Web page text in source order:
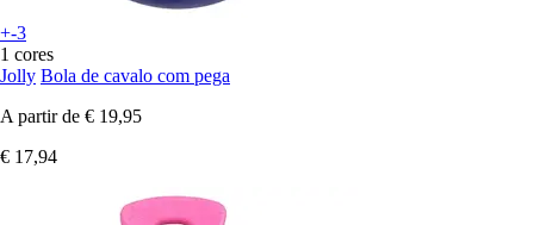
+-3
1 cores
Jolly Bola de cavalo com pega
A partir de € 19,95
€ 17,94